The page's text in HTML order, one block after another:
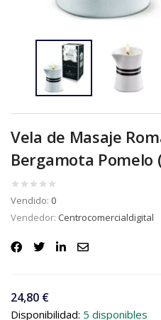
Vela de Masaje
Bergamota Pomelo
Vendido: 0
Vendedor: Centrocomercialdigital
24,80 €
Disponibilidad: 5 disponibles